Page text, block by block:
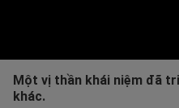
Một vị thần khái niệm đã
khác.